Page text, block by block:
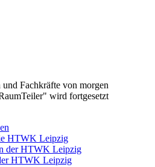
und Fachkräfte von morgen
wird fortgesetzt
HTWK Leipzig
der HTWK Leipzig
HTWK Leipzig